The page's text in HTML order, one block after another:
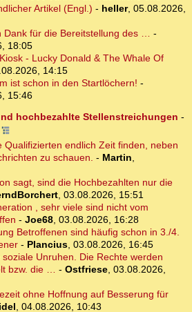
Artikel (Engl.) - heller, 05.08.2026,
Dank für die Bereitstellung des … -
18:05
- Lucky Donald & The Whale Of
14:15
ist schon in den Startlöchern! -
15:46
hochbezahlte Stellenstreichungen -
Qualifizierten endlich Zeit finden, neben
zu schauen. - Martin,
sagt, sind die Hochbezahlten nur die
, 03.08.2026, 15:51
, sehr viele sind nicht vom
- Joe68, 03.08.2026, 16:28
Betroffenen sind häufig schon in 3./4.
- Plancius, 03.08.2026, 16:45
Unruhen. Die Rechte werden
bzw. die … - Ostfriese, 03.08.2026,
ohne Hoffnung auf Besserung für
, 04.08.2026, 10:43